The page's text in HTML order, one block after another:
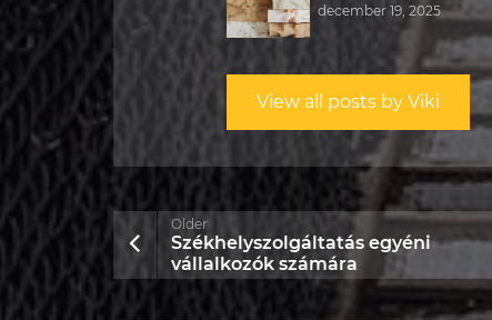
december 19, 2025
View all posts by Viki
Older
Székhelyszolgáltatás egyéni
vállalkozók számára